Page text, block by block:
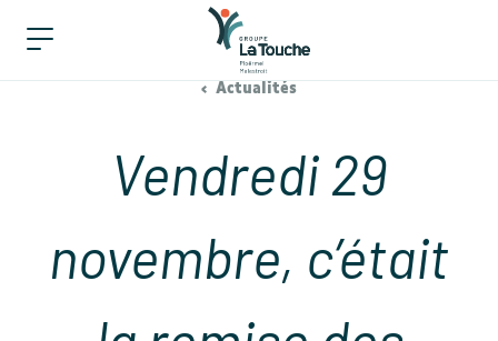
Actualités
Vendredi 29
novembre, c’était